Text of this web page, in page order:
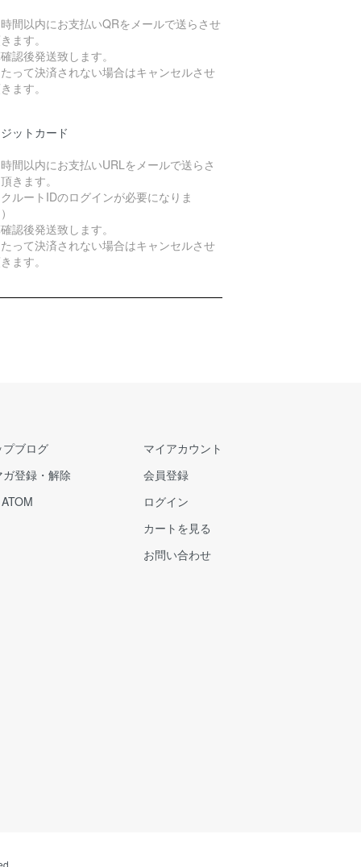
間以内にお支払いQRをメールで送らさせ
ます。
認後発送致します。
たって決済されない場合はキャンセルさせ
ます。
ットカード
間以内にお支払いURLをメールで送らさ
きます。
クルートIDのログインが必要になりま
認後発送致します。
たって決済されない場合はキャンセルさせ
ます。
プブログ
ガ登録・解除
ATOM
マイアカウント
会員登録
ログイン
カートを見る
お問い合わせ